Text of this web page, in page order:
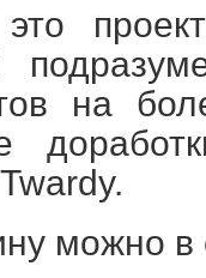
проект
на
можно в